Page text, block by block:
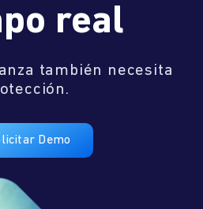
real
también necesita
Demo